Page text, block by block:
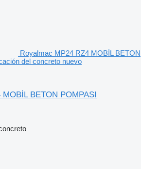
Royalmac MP24 RZ4 MOBİL BETON
del concreto nuevo
BETON POMPASI